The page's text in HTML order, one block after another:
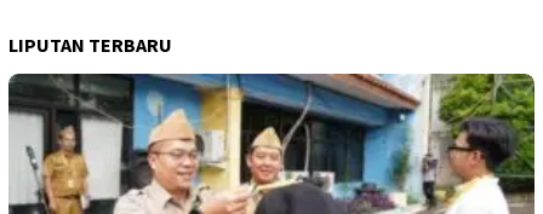
LIPUTAN TERBARU